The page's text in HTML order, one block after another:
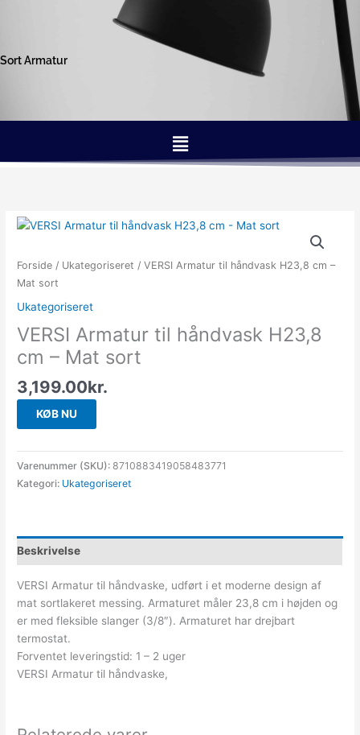
Sort Armatur
Menu
Forside / Ukategoriseret / VERSI Armatur til håndvask H23,8 cm –
Mat sort
Ukategoriseret
VERSI Armatur til håndvask H23,8
cm – Mat sort
3,199.00kr.
KØB NU
Varenummer (SKU):8710883419058483771
Kategori: Ukategoriseret
Beskrivelse
VERSI Armatur til håndvaske, udført i et moderne design af
mat sortlakeret messing. Armaturet måler 23,8 cm i højden og
er med fleksible slanger (3/8″). Armaturet har drejbart
termostat.
Forventet leveringstid: 1 – 2 uger
VERSI Armatur til håndvaske,